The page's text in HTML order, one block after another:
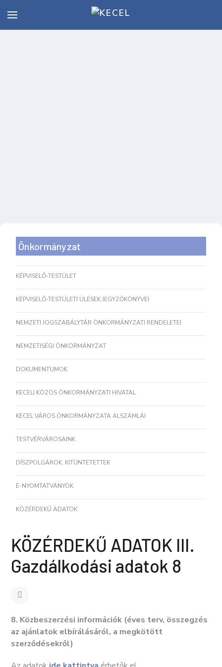
Önkormányzat
KÉPVISELŐ-TESTÜLET
KÉPVISELŐ-TESTÜLETI ÜLÉSEK JEGYZŐKÖNYVEI
NEMZETI JOGSZABÁLYTÁR ÖNKORMÁNYZATI RENDELETEI
NEMZETISÉGI ÖNKORMÁNYZAT
DOKUMENTUMOK
KECELI KÖZÖS ÖNKORMÁNYZATI HIVATAL
KECEL VÁROS ÖNKORMÁNYZATA ALSZÁMLÁI
TESTVÉRVÁROSAINK
DÍSZPOLGÁROK, KITÜNTETETTEK
E-NYOMTATVÁNYOK
KÖZÉRDEKŰ ADATOK
KÖZÉRDEKŰ ADATOK III.
Gazdálkodási adatok 8
8. Közbeszerzési információk (éves terv, összegzés
az ajánlatok elbírálásáról, a megkötött
szerződésekről)